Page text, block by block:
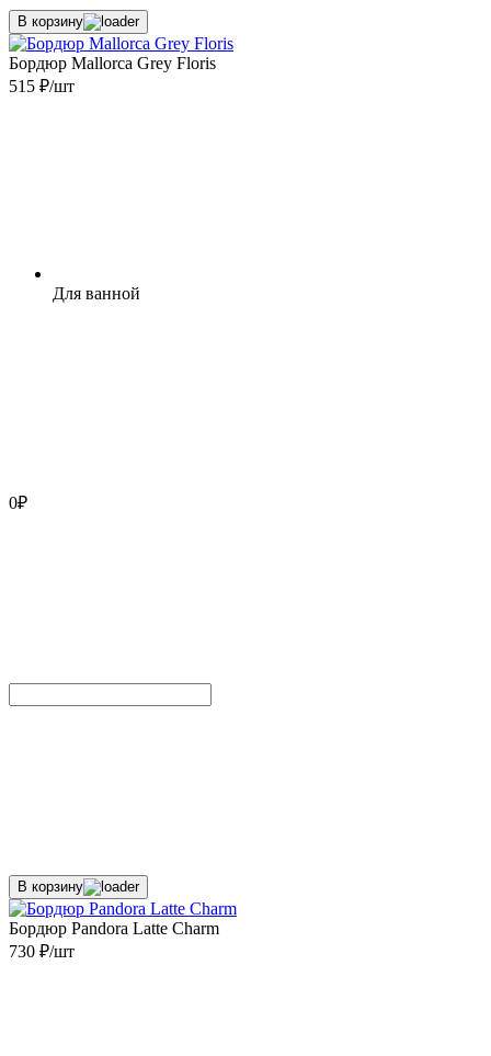
В корзину
Бордюр Mallorca Grey Floris
515 ₽/шт
Для ванной
0₽
В корзину
Бордюр Pandora Latte Charm
730 ₽/шт